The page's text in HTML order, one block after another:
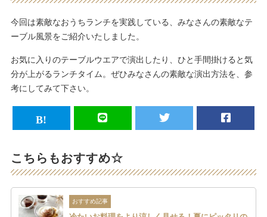
今回は素敵なおうちランチを実践している、みなさんの素敵なテ
ーブル風景をご紹介いたしました。
お気に入りのテーブルウエアで演出したり、ひと手間掛けると気
分が上がるランチタイム。ぜひみなさんの素敵な演出方法を、参
考にしてみて下さい。
こちらもおすすめ☆
おすすめ記事